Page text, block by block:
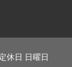
休日 日曜日